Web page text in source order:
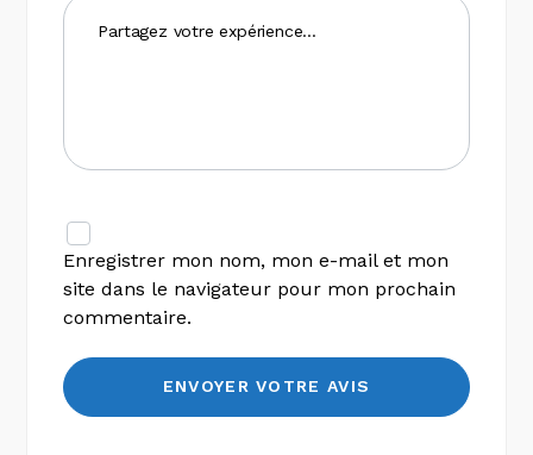
Enregistrer mon nom, mon e-mail et mon
site dans le navigateur pour mon prochain
commentaire.